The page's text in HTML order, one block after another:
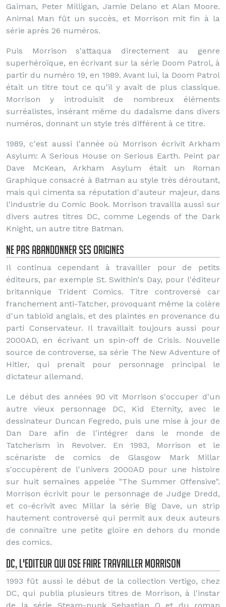
Gaiman, Peter Milligan, Jamie Delano et Alan Moore.
Animal Man fût un succès, et Morrison mit fin à la
série après 26 numéros.
Puis Morrison s'attaqua directement au genre
superhéroïque, en écrivant sur la série Doom Patrol, à
partir du numéro 19, en 1989. Avant lui, la Doom Patrol
était un titre tout ce qu'il y avait de plus classique.
Morrison y introduisit de nombreux éléments
surréalistes, insérant même du dadaïsme dans divers
numéros, donnant un style trés différent à ce titre.
1989, c'est aussi l'année où Morrison écrivit Arkham
Asylum: A Serious House on Serious Earth. Peint par
Dave McKean, Arkham Asylum était un Roman
Graphique consacré à Batman au style très déroutant,
mais qui cimenta sa réputation d'auteur majeur, dans
l'industrie du Comic Book. Morrison travailla aussi sur
divers autres titres DC, comme Legends of the Dark
Knight, un autre titre Batman.
Ne pas abandonner ses origines
Il continua cependant à travailler pour de petits
éditeurs, par exemple St. Swithin's Day, pour l'éditeur
britannique Trident Comics. Titre controversé car
franchement anti-Tatcher, provoquant même la colère
d'un tabloïd anglais, et des plaintes en provenance du
parti Conservateur. Il travaillait toujours aussi pour
2000AD, en écrivant un spin-off de Crisis. Nouvelle
source de controverse, sa série The New Adventure of
Hitler, qui prenait pour personnage principal le
dictateur allemand.
Le début des années 90 vit Morrison s'occuper d'un
autre vieux personnage DC, Kid Eternity, avec le
dessinateur Duncan Fegredo, puis une mise à jour de
Dan Dare afin de l'intégrer dans le monde de
Tatcherism in Revolver. En 1993, Morrison et le
scénariste de comics de Glasgow Mark Millar
s'occupèrent de l'univers 2000AD pour une histoire
sur huit semaines appelée "The Summer Offensive".
Morrison écrivit pour le personnage de Judge Dredd,
et co-écrivit avec Millar la série Big Dave, un strip
hautement controversé qui permit aux deux auteurs
de connaître une petite gloire en dehors du monde
des comics.
DC, l'editeur qui ose faire travailler morrison
1993 fût aussi le début de la collection Vertigo, chez
DC, qui publia plusieurs titres de Morrison, à l'instar